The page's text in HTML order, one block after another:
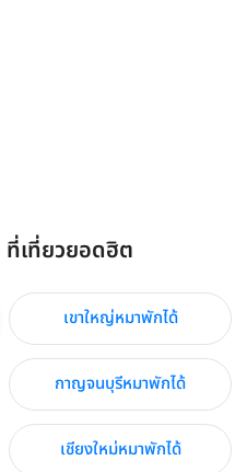
เที่ยวยอดฮิต
เขาใหญ่หมาพักได้
กาญจนบุรีหมาพักได้
เชียงใหม่หมาพักได้